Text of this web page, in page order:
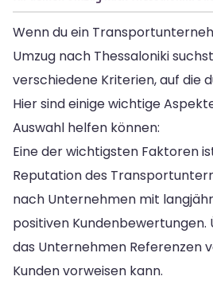
Wenn du ein
Umzug nach Thessaloniki
verschiedene Kriterien, auf die
Hier sind einige wichtige
Auswahl helfen können:
Eine der wichtigsten Faktoren
Reputation des
nach Unternehmen mit
positiven Kundenbewertungen.
das Unternehmen Referenzen
Kunden vorweisen kann.